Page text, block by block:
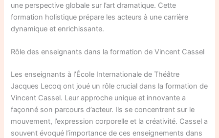
une perspective globale sur l’art dramatique. Cette
formation holistique prépare les acteurs à une carrière
dynamique et enrichissante.
Rôle des enseignants dans la formation de Vincent Cassel
Les enseignants à l’École Internationale de Théâtre
Jacques Lecoq ont joué un rôle crucial dans la formation de
Vincent Cassel. Leur approche unique et innovante a
façonné son parcours d’acteur. Ils se concentrent sur le
mouvement, l’expression corporelle et la créativité. Cassel a
souvent évoqué l’importance de ces enseignements dans